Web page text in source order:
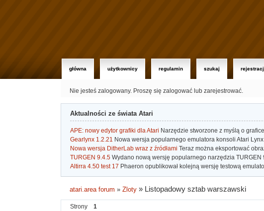
główna użytkownicy regulamin szukaj
Nie jesteś zalogowany. Proszę się zalogować lub zarejestrować.
Aktualności ze świata Atari
APE: nowy edytor grafiki dla Atari Narzędzie stworzone z myślą o
Gearlynx 1.2.21 Nowa wersja popularnego emulatora konsoli Atari
Nowa wersja DitherLab wraz z źródłami Teraz można eksportować
TURGEN 9.4.5 Wydano nową wersję popularnego narzędzia TURGEN
Altirra 4.50 test 17 Phaeron opublikował kolejną wersję testową
atari.area forum »Zloty » Listopadowy sztab warszawski
Strony
1